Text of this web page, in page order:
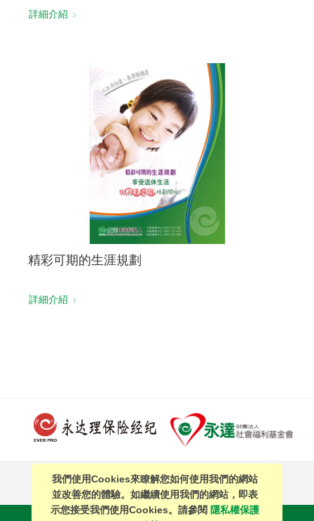
詳細介紹
精彩可期的生涯規劃
詳細介紹
PAGE TOP
我們使用Cookies來瞭解您如何使用我們的網站
並改善您的體驗。如繼續使用我們的網站，即表
示您接受我們使用Cookies。請參閱 隱私權保護